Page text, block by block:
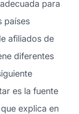
para
países
afiliados de
diferentes
es la fuente
explica en